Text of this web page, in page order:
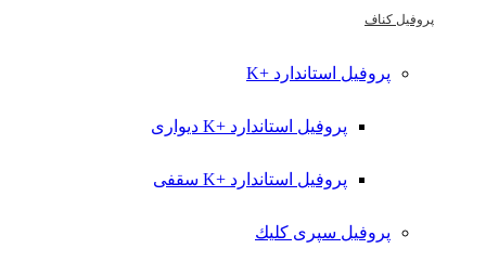
پروفیل کناف
پروفیل استاندارد +K
پروفیل استاندارد +K دیواری
پروفیل استاندارد +K سقفی
پروفیل سپری کلیك